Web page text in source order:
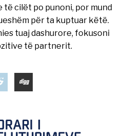
cilët po punoni, por mund
për ta kuptuar këtë.
tuaj dashurore, fokusoni
të partnerit.